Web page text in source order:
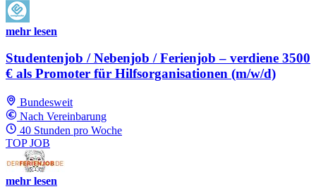
mehr lesen
Studentenjob / Nebenjob / Ferienjob – verdiene 3500
€ als Promoter für Hilfsorganisationen (m/w/d)
Bundesweit
Nach Vereinbarung
40 Stunden pro Woche
TOP JOB
mehr lesen